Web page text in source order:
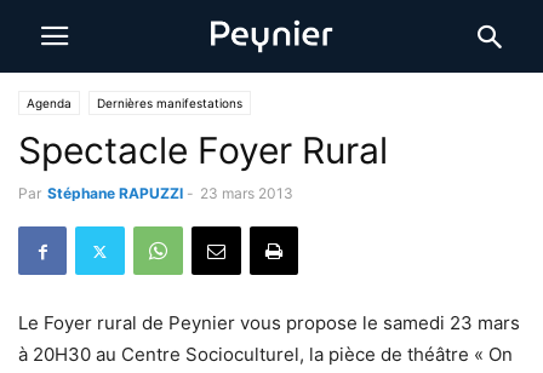
Agenda Dernières manifestations
Spectacle Foyer Rural
Par Stéphane RAPUZZI - 23 mars 2013
Le Foyer rural de Peynier vous propose le samedi 23 mars
à 20H30 au Centre Socioculturel, la pièce de théâtre « On